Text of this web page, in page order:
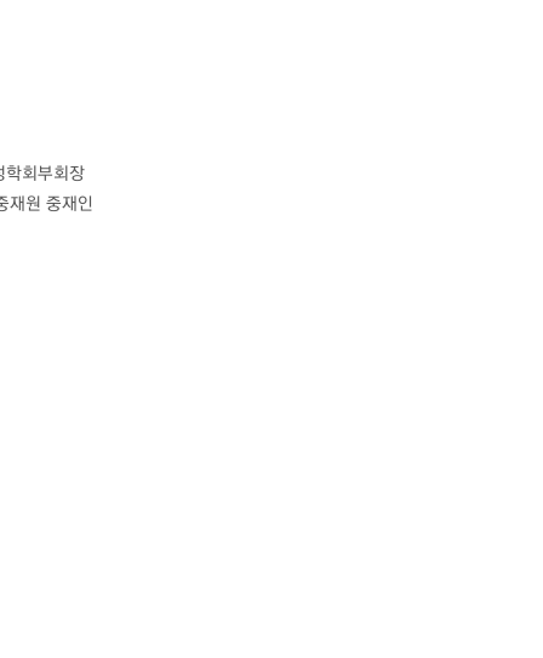
학회부회장
재원 중재인